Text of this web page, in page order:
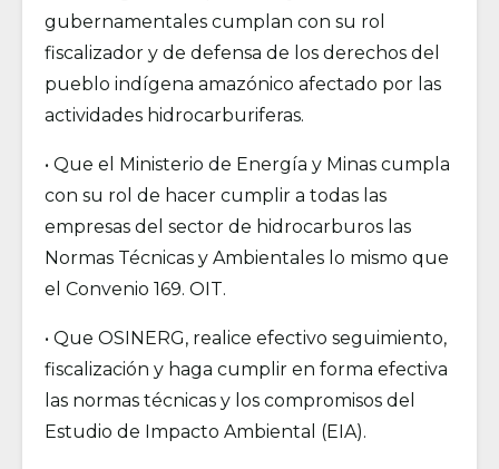
gubernamentales cumplan con su rol
fiscalizador y de defensa de los derechos del
pueblo indígena amazónico afectado por las
actividades hidrocarburiferas.
• Que el Ministerio de Energía y Minas cumpla
con su rol de hacer cumplir a todas las
empresas del sector de hidrocarburos las
Normas Técnicas y Ambientales lo mismo que
el Convenio 169. OIT.
• Que OSINERG, realice efectivo seguimiento,
fiscalización y haga cumplir en forma efectiva
las normas técnicas y los compromisos del
Estudio de Impacto Ambiental (EIA).